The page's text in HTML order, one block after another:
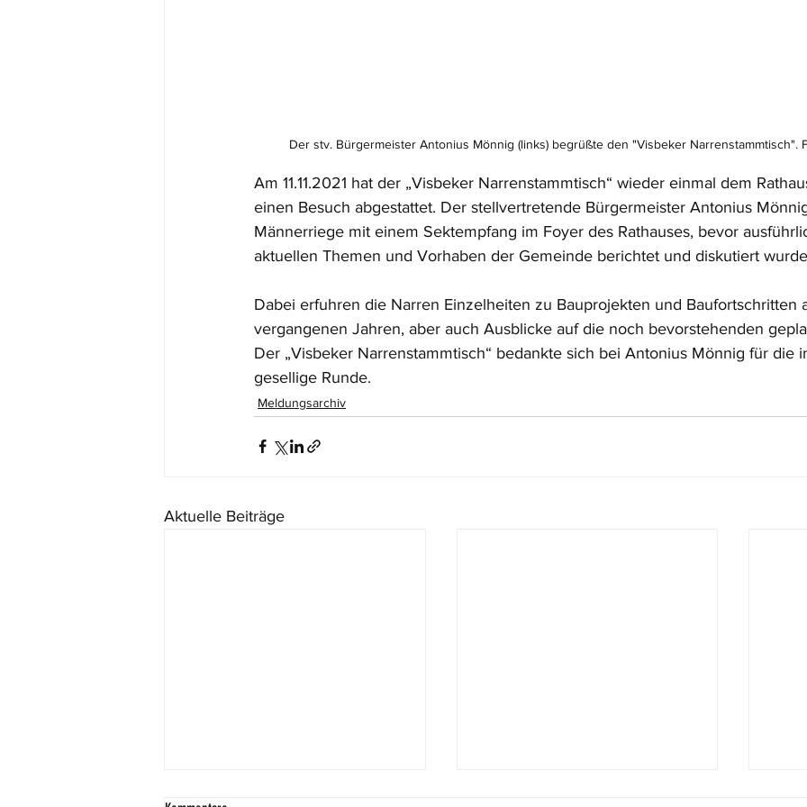
Der stv. Bürgermeister Antonius Mönnig (links) begrüßte den "Visbeker Narrenstammtisch".
Am 11.11.2021 hat der „Visbeker Narrenstammtisch“ wieder einmal dem
einen Besuch abgestattet. Der stellvertretende Bürgermeister Antonius
Männerriege mit einem Sektempfang im Foyer des Rathauses, bevor
aktuellen Themen und Vorhaben der Gemeinde berichtet und diskutiert
Dabei erfuhren die Narren Einzelheiten zu Bauprojekten und Baufortschritten
vergangenen Jahren, aber auch Ausblicke auf die noch bevorstehenden
Der „Visbeker Narrenstammtisch“ bedankte sich bei Antonius Mönnig für die
gesellige Runde.
Meldungsarchiv
Aktuelle Beiträge